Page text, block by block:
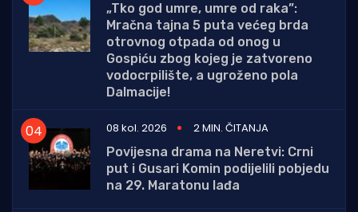
„Tko god umre, umre od raka”:
Mračna tajna 5 puta većeg brda
otrovnog otpada od onog u
Gospiću zbog kojeg je zatvoreno
vodocrpilište, a ugroženo pola
Dalmacije!
08 kol. 2026
2 MIN. ČITANJA
Povijesna drama na Neretvi: Crni
put i Gusari Komin podijelili pobjedu
na 29. Maratonu lađa